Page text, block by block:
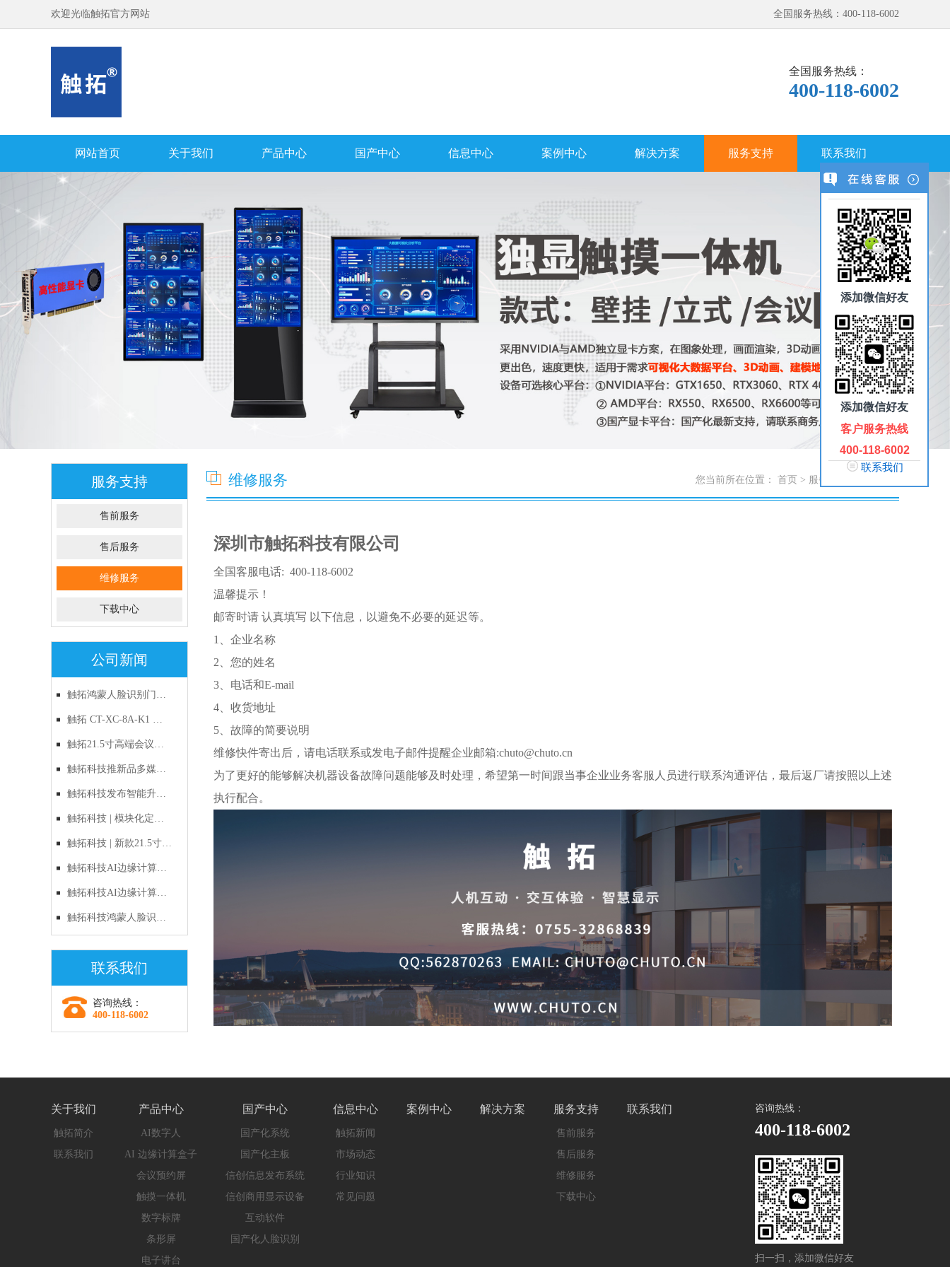
欢迎光临触拓官方网站 全国服务热线：400-118-6002
全国服务热线：
400-118-6002
网站首页 关于我们 产品中心 国产中心 信息中心 案例中心 解决方案 服务支持 联系我们
服务支持
售前服务
售后服务
维修服务
下载中心
公司新闻
触拓鸿蒙人脸识别门
禁：以自主RISC-V与鸿
蒙原生生态，定义国产
化出入口管理新标准
触拓 CT-XC-8A-K1 鸿
蒙人脸识别一体机｜新
品上市
触拓21.5寸高端会议预
约屏CT-215H1产品技术
与应用方案
触拓科技推新品多媒体
电子讲台，多屏联动与
智能升降双管齐下
触拓科技发布智能升降
电子讲台，多媒体多屏
交互重新定义会议
触拓科技 | 模块化定制
时代的破局者：新款
21.5寸多功能会议预约
屏全面解析
触拓科技 | 新款21.5寸智
能会议预约屏重磅上
市：以硬件之美，重塑
企业智慧办公新生态
触拓科技AI边缘计算
盒：让机器"长眼睛"，
让监控"会思考"
触拓科技AI边缘计算
盒：边缘AI时代的选
触拓科技鸿蒙人脸识别
漫”遇见“数字安全”
联系我们
咨询热线：
400-118-6002
维修服务 您当前所在位置： 首页 > 服务支持
深圳市触拓科技有限公司
全国客服电话: 400-118-6002
温馨提示！
邮寄时请 认真填写 以下信息，以避免不必要的延迟等。
1、企业名称
2、您的姓名
3、电话和E-mail
4、收货地址
5、故障的简要说明
维修快件寄出后，请电话联系或发电子邮件提醒企业邮箱:chuto@chuto.cn
为了更好的能够解决机器设备故障问题能够及时处理，希望第一时间跟当事企业业务客服人员进行联系沟通评估，最后返厂请按照以上述
执行配合。
关于我们
触拓简介
联系我们
产品中心
AI数字人
AI 边缘计算盒子
会议预约屏
触摸一体机
数字标牌
条形屏
电子讲台
国产中心
国产化系统
国产化主板
信创信息发布系统
信创商用显示设备
互动软件
国产化人脸识别
信息中心
触拓新闻
市场动态
行业知识
常见问题
案例中心 解决方案 服务支持
售前服务
售后服务
维修服务
下载中心
联系我们 咨询热线：
400-118-6002
扫一扫，添加微信好友
添加微信好友
添加微信好友
客户服务热线
400-118-6002
联系我们